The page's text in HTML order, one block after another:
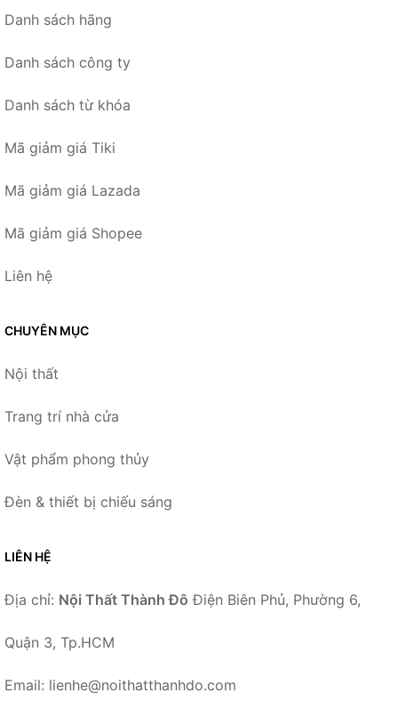
Danh sách hãng
Danh sách công ty
Danh sách từ khóa
Mã giảm giá Tiki
Mã giảm giá Lazada
Mã giảm giá Shopee
Liên hệ
CHUYÊN MỤC
Nội thất
Trang trí nhà cửa
Vật phẩm phong thủy
Đèn & thiết bị chiếu sáng
LIÊN HỆ
Địa chỉ: Nội Thất Thành Đô Điện Biên Phủ, Phường 6,
Quận 3, Tp.HCM
Email: lienhe@noithatthanhdo.com